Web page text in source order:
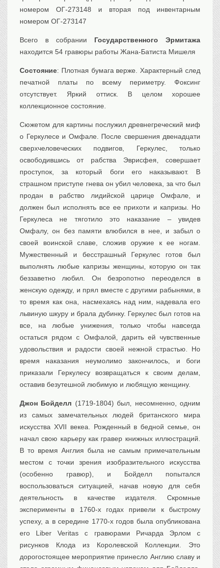
номером ОГ-273148 и вторая под инвентарным
номером ОГ-273147
Всего в собрании Государственного Эрмитажа
находится 54 гравюры работы Жана-Батиста Мишеля
Состояние: Плотная бумага верже. Характерный след
печатной платы по всему периметру. Фоксинг
отсутствует. Яркий оттиск. В целом хорошее
коллекционное состояние.
Сюжетом для картины послужил древнегреческий миф
о Геркулесе и Омфале. После свершения двенадцати
сверхчеловеческих подвигов, Геркулес, только
освободившись от рабства Эврисфея, совершает
проступок, за который боги его наказывают. В
страшном приступе гнева он убил человека, за что был
продан в рабство лидийской царице Омфале, и
должен был исполнять все ее прихоти и капризы. Но
Геркулеса не тяготило это наказание – увидев
Омфалу, он без памяти влюбился в нее, и забыл о
своей воинской славе, сложив оружие к ее ногам.
Мужественный и бесстрашный Геркулес готов был
выполнять любые капризы женщины, которую он так
беззаветно любил. Он безропотно переоделся в
женскую одежду, и прял вместе с другими рабынями, в
то время как она, насмехаясь над ним, надевала его
львиную шкуру и брала дубинку. Геркулес был готов на
все, на любые унижения, только чтобы навсегда
остаться рядом с Омфалой, дарить ей чувственные
удовольствия и радости своей нежной страстью. Но
время наказания неумолимо закончилось, и боги
приказали Геркулесу возвращаться к своим делам,
оставив безутешной любимую и любящую женщину.
Джон Бойделл (1719-1804) был, несомненно, одним
из самых замечательных людей британского мира
искусства XVII векеa. Рожденный в бедной семье, он
начал свою карьеру как гравер книжных иллюстраций.
В то время Англия была не самым примечательным
местом с точки зрения изобразительного искусства
(особенно гравюр), и Бойделл попытался
воспользоваться ситуацией, начав новую для себя
деятельность в качестве издателя. Скромные
эксперименты в 1760-х годах привели к быстрому
успеху, а в середине 1770-х годов была опубликована
его Liber Veritas с гравюрами Ричарда Эрлом с
рисунков Клода из Королевской Коллекции. Это
дорогостоящее мероприятие принесло Англию славу и